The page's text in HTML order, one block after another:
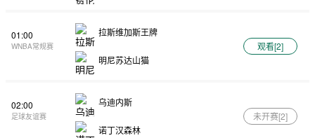
01:00
WNBA常规赛
拉斯维加斯王牌
明尼苏达山猫
观看[2]
02:00
足球友谊赛
乌迪内斯
诺丁汉森林
未开赛[2]